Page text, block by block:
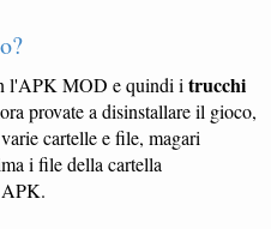
l'APK MOD e quindi i trucchi
provate a disinstallare il gioco,
cartelle e file, magari
i file della cartella